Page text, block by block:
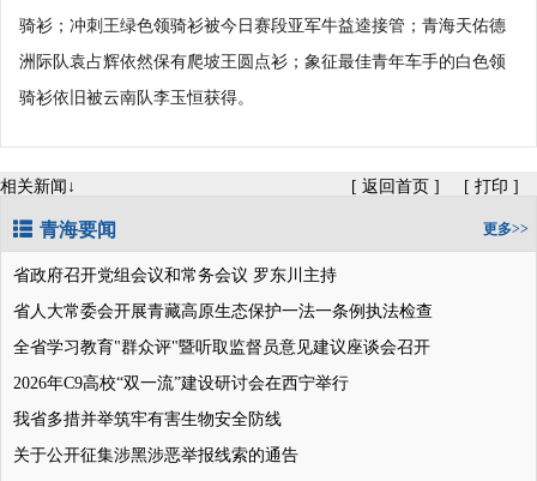
骑衫；冲刺王绿色领骑衫被今日赛段亚军牛益逵接管；青海天佑德
洲际队袁占辉依然保有爬坡王圆点衫；象征最佳青年车手的白色领
骑衫依旧被云南队李玉恒获得。
相关新闻↓ [ 返回首页 ] [ 打印 ]
青海要闻 更多>>
省政府召开党组会议和常务会议 罗东川主持
省人大常委会开展青藏高原生态保护一法一条例执法检查
全省学习教育"群众评"暨听取监督员意见建议座谈会召开
2026年C9高校“双一流”建设研讨会在西宁举行
我省多措并举筑牢有害生物安全防线
关于公开征集涉黑涉恶举报线索的通告